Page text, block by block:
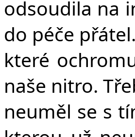
odsoudila na
do péče
které
naše nitro.
neuměl se s